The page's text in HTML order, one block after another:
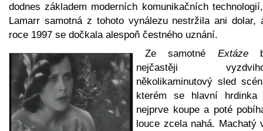
dodnes základem moderních komunikačních
Lamarr samotná z tohoto vynálezu nestržila ani dolar,
roce 1997 se dočkala alespoň čestného uznání.
Ze samotné Extáze
nejčastěji
několikaminutový sled
kterém se hlavní hrdinka
nejprve koupe a poté
louce zcela nahá. Machatý